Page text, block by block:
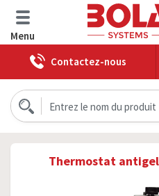
Menu
Contactez-nous
Thermostat antigel